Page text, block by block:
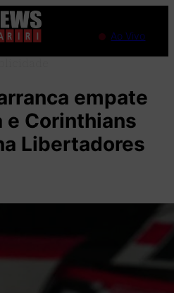
Ao Vivo
empate
e Corinthians
Libertadores